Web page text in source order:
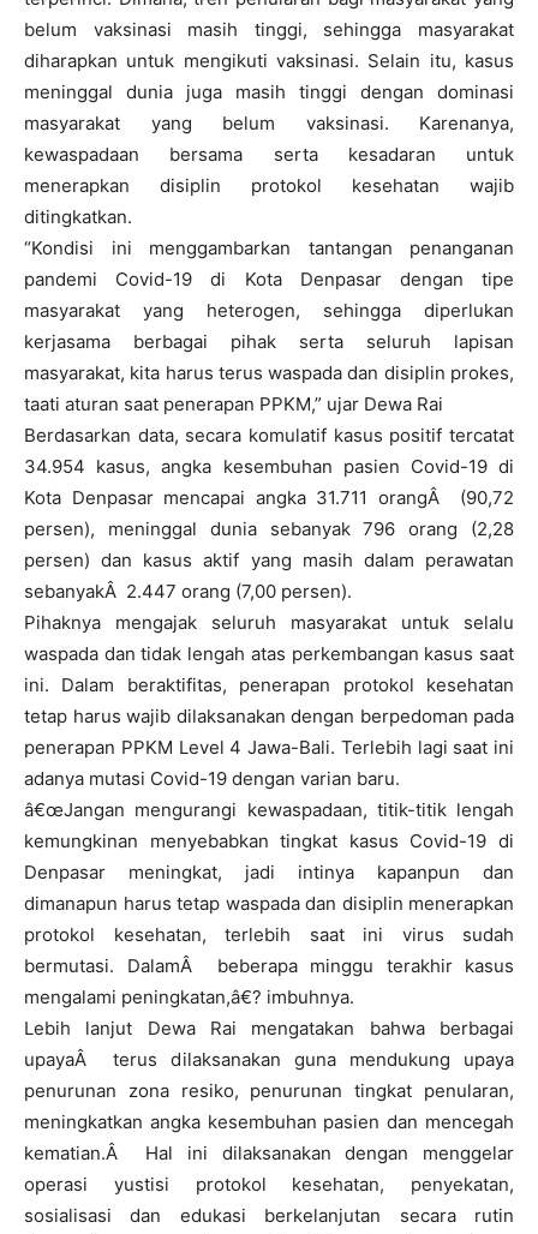
belum vaksinasi masih tinggi, sehingga masyarakat
diharapkan untuk mengikuti vaksinasi. Selain itu, kasus
meninggal dunia juga masih tinggi dengan dominasi
masyarakat yang belum vaksinasi. Karenanya,
kewaspadaan bersama serta kesadaran untuk
menerapkan disiplin protokol kesehatan wajib
ditingkatkan.
“Kondisi ini menggambarkan tantangan penanganan
pandemi Covid-19 di Kota Denpasar dengan tipe
masyarakat yang heterogen, sehingga diperlukan
kerjasama berbagai pihak serta seluruh lapisan
masyarakat, kita harus terus waspada dan disiplin prokes,
taati aturan saat penerapan PPKM,” ujar Dewa Rai
Berdasarkan data, secara komulatif kasus positif tercatat
34.954 kasus, angka kesembuhan pasien Covid-19 di
Kota Denpasar mencapai angka 31.711 orangÂ (90,72
persen), meninggal dunia sebanyak 796 orang (2,28
persen) dan kasus aktif yang masih dalam perawatan
sebanyakÂ 2.447 orang (7,00 persen).
Pihaknya mengajak seluruh masyarakat untuk selalu
waspada dan tidak lengah atas perkembangan kasus saat
ini. Dalam beraktifitas, penerapan protokol kesehatan
tetap harus wajib dilaksanakan dengan berpedoman pada
penerapan PPKM Level 4 Jawa-Bali. Terlebih lagi saat ini
adanya mutasi Covid-19 dengan varian baru.
â€œJangan mengurangi kewaspadaan, titik-titik lengah
kemungkinan menyebabkan tingkat kasus Covid-19 di
Denpasar meningkat, jadi intinya kapanpun dan
dimanapun harus tetap waspada dan disiplin menerapkan
protokol kesehatan, terlebih saat ini virus sudah
bermutasi. DalamÂ beberapa minggu terakhir kasus
mengalami peningkatan,â€? imbuhnya.
Lebih lanjut Dewa Rai mengatakan bahwa berbagai
upayaÂ terus dilaksanakan guna mendukung upaya
penurunan zona resiko, penurunan tingkat penularan,
meningkatkan angka kesembuhan pasien dan mencegah
kematian.Â Hal ini dilaksanakan dengan menggelar
operasi yustisi protokol kesehatan, penyekatan,
sosialisasi dan edukasi berkelanjutan secara rutin